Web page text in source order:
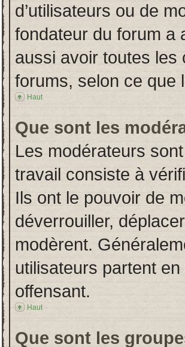
d’utilisateurs ou de
fondateur du forum a
aussi avoir toutes les
forums, selon ce que
Haut
Que sont les
Les modérateurs
travail consiste à
Ils ont le pouvoir de
déverrouiller,
modèrent.
utilisateurs partent en
offensant.
Haut
Que sont les